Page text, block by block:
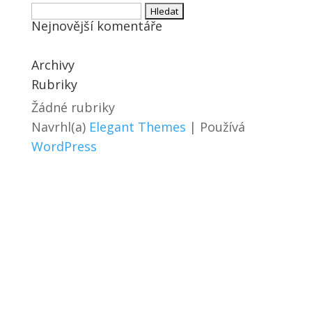
Vyhledávání
Nejnovější komentáře
Archivy
Rubriky
Žádné rubriky
Navrhl(a) Elegant Themes | Používá
WordPress